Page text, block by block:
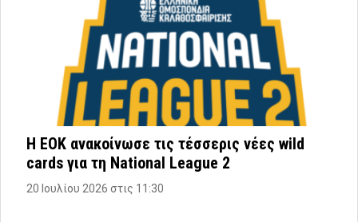
Η ΕΟΚ ανακοίνωσε τις τέσσερις νέες wild
cards για τη National League 2
20 Ιουλίου 2026 στις 11:30